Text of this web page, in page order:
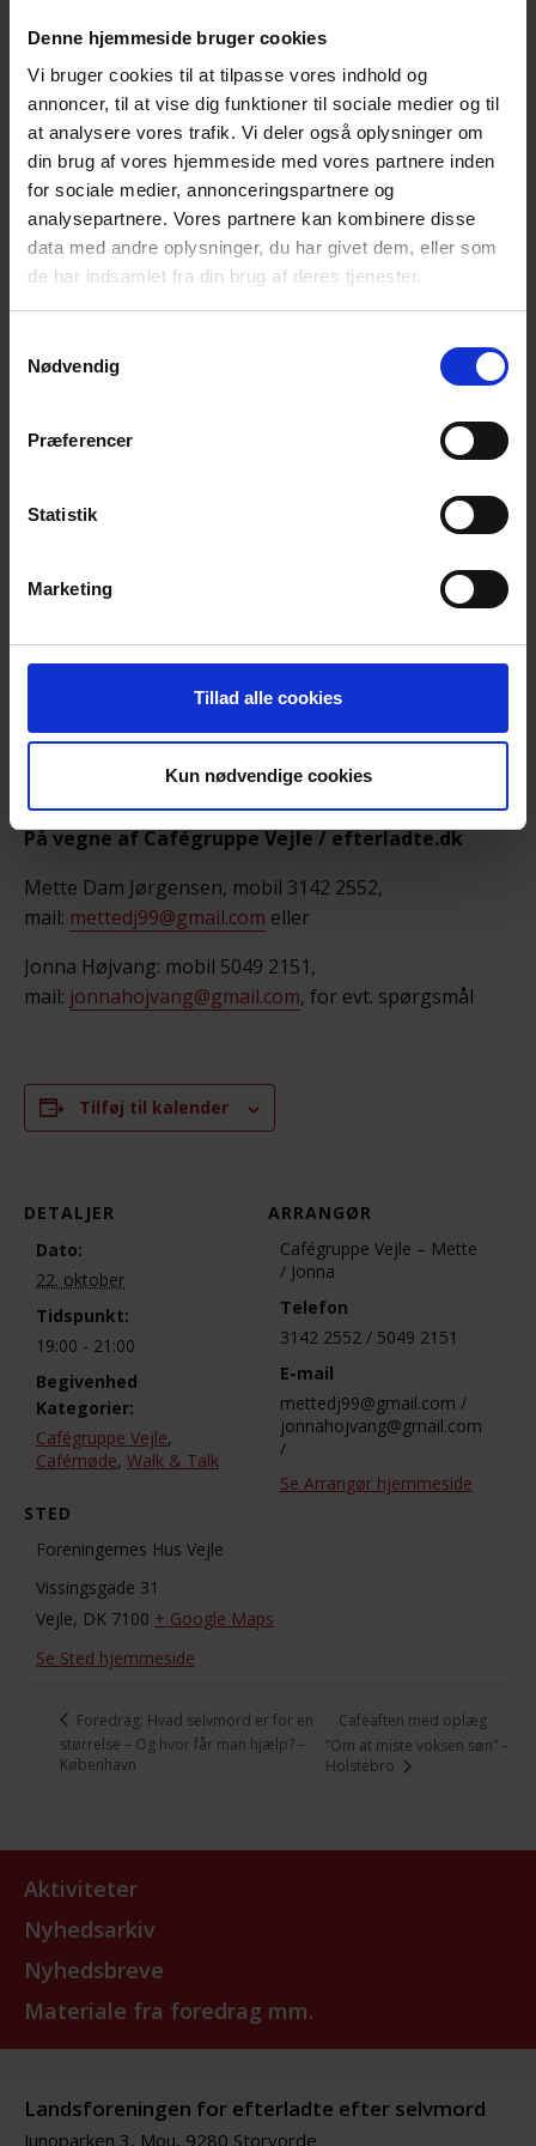
Denne hjemmeside bruger cookies
Vi bruger cookies til at tilpasse vores indhold og
annoncer, til at vise dig funktioner til sociale medier og til
at analysere vores trafik. Vi deler også oplysninger om
din brug af vores hjemmeside med vores partnere inden
for sociale medier, annonceringspartnere og
analysepartnere. Vores partnere kan kombinere disse
data med andre oplysninger, du har givet dem, eller som
de har indsamlet fra din brug af deres tjenester.
Nødvendig
Præferencer
Statistik
Marketing
Tillad alle cookies
Kun nødvendige cookies
Afrunding – Farvel og tak for i aften.
Arrangementet er gratis. Der er plads til 25 deltagere.
NB! – Tilmelding senest søndag 18. oktober kl.
18.00 via NemTilmeld:
https://efterladte.nemtilmeld.dk/688/
PS! vær påpasselig med parkering, så du ikke får en
bøde. Hvis du vil have gratis parkering, kan man
parkere, i Trondur P-hus, Volmersgade 9, 7100 Vejle
Alle er velkomne!
efterladte efter selvmord.
med andre i en lignende situation som dig. – I
Du får mulighed for et varmt, uformelt samvær i
Du er altid velkommen til at tage en ven med, hvis
du har behov for det.
Vel mødt og venlig hilsen
På vegne af Cafégruppe Vejle / efterladte.dk
Mette Dam Jørgensen, mobil 3142 2552,
mail: mettedj99@gmail.com eller
Jonna Højvang: mobil 5049 2151,
mail: jonnahojvang@gmail.com, for evt. spørgsmål
Tilføj til kalender
DETALJER
Dato:
22. oktober
Tidspunkt:
19:00 - 21:00
Begivenhed
Kategorier:
Cafégruppe Vejle,
Cafémøde, Walk & Talk
STED
Foreningernes Hus Vejle
Vissingsgade 31
Vejle, DK 7100 + Google Maps
Se Sted hjemmeside
ARRANGØR
Cafégruppe Vejle – Mette
/ Jonna
Telefon
3142 2552 / 5049 2151
E-mail
mettedj99@gmail.com /
jonnahojvang@gmail.com
/
Se Arrangør hjemmeside
Foredrag: Hvad selvmord er for en
størrelse – Og hvor får man hjælp? –
København
Caféaften med oplæg
”Om at miste voksen søn” –
Holstebro
Aktiviteter
Nyhedsarkiv
Nyhedsbreve
Materiale fra foredrag mm.
Landsforeningen for efterladte efter selvmord
Junoparken 3, Mou, 9280 Storvorde